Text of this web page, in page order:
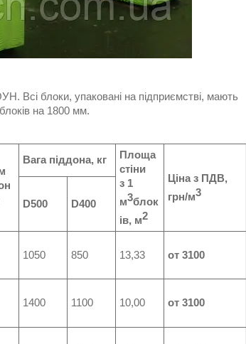
Всі блоки, упаковані на підприємстві, мають
на 1800 мм.
Вага піддона, кг
Площа
стіни
з 1
м3блок
ів, м2
Ціна з ПДВ,
грн/м3
D500 D400
1050 850 13,33 от 3100
1400 1100 10,00 от 3100